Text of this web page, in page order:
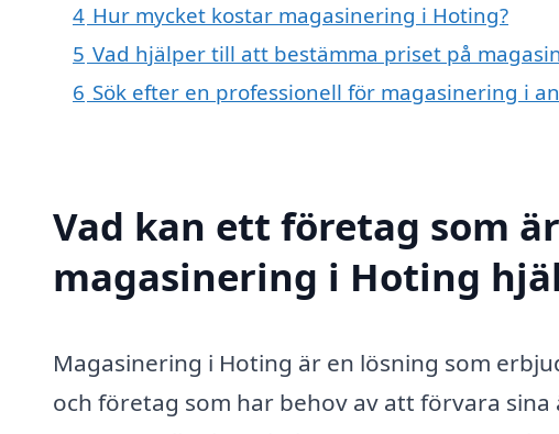
4 Hur mycket kostar magasinering i Hoting?
5 Vad hjälper till att bestämma priset på
6 Sök efter en professionell för magasinering i
Vad kan ett företag som
magasinering i Hoting
Magasinering i Hoting är en lösning som
och företag som har behov av att förvara